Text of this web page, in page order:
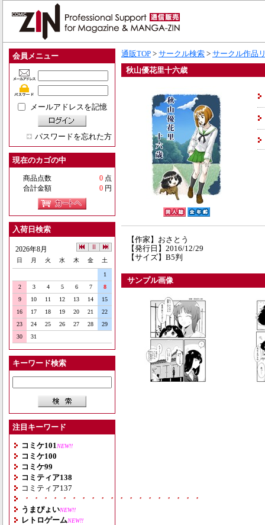
会員メニュー
メールアドレスを記憶
パスワードを忘れた方
現在のカゴの中
商品点数 0 点
合計金額
0 円
入荷日検索
2026年8月
日 月 火 水 木 金 土
1
2
3 4 5 6 7
8
9
10 11 12 13 14
15
16
17 18 19 20 21
22
23
24 25 26 27 28
29
30
31
キーワード検索
注目キーワード
コミケ101 NEW!!
コミケ100
コミケ99
コミティア138
コミティア137
・・・・・・・・・・・・・・・・・・・
うまぴょいNEW!!
レトロゲームNEW!!
通販TOP > サークル検索 > サークル作品
秋山優花里十六歳
【作家】おさとう
【発行日】2016/12/29
【サイズ】B5判
サンプル画像